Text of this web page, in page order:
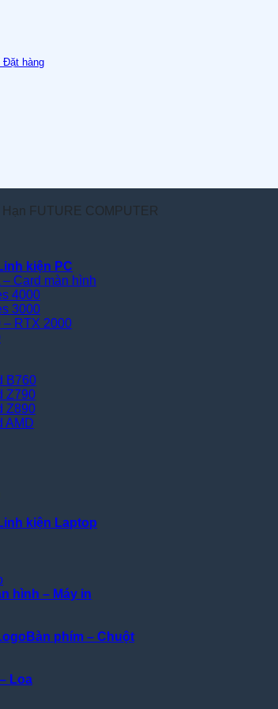
Đặt hàng
FUTURE COMPUTER
kiện PC
– Card màn hình
4000
3000
– RTX 2000
B760
Z790
Z890
AMD
kiện Laptop
hình – Máy in
Bàn phím – Chuột
Loa